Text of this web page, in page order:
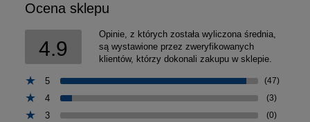
Ocena sklepu
4.9
Opinie, z których została wyliczona średnia,
są wystawione przez zweryfikowanych
klientów, którzy dokonali zakupu w sklepie.
5 (47)
4 (3)
3 (0)